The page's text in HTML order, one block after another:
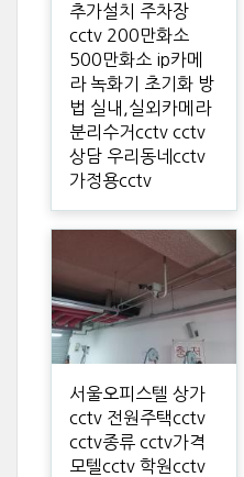
추가설치 주차장
cctv 200만화소
500만화소 ip카메
라 녹화기 초기화 방
법 실내,실외카메라
분리수거cctv cctv
상담 우리동네cctv
가정용cctv
서울오피스텔 상가
cctv 전원주택cctv
cctv종류 cctv가격
모텔cctv 학원cctv